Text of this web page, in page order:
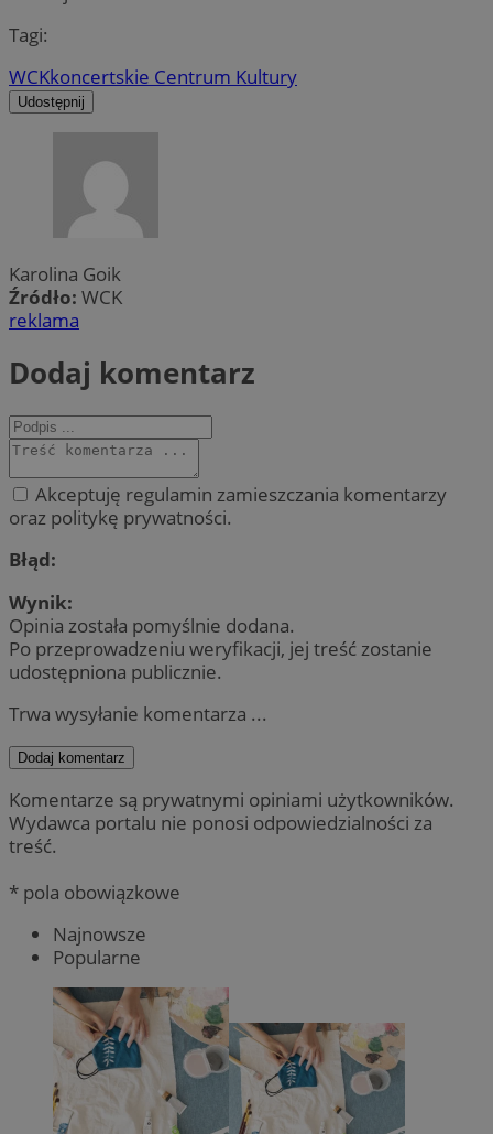
Tagi:
WCKkoncertskie Centrum Kultury
Udostępnij
Karolina Goik
Źródło: WCK
reklama
Dodaj komentarz
Akceptuję regulamin zamieszczania komentarzy
oraz politykę prywatności.
Błąd:
Wynik:
Opinia została pomyślnie dodana.
Po przeprowadzeniu weryfikacji, jej treść zostanie
udostępniona publicznie.
Trwa wysyłanie komentarza ...
Dodaj komentarz
Komentarze są prywatnymi opiniami użytkowników.
Wydawca portalu nie ponosi odpowiedzialności za
treść.
* pola obowiązkowe
Najnowsze
Popularne